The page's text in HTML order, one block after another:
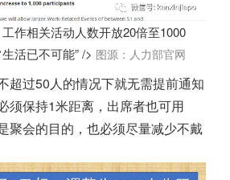
作相关活动人数开放20倍至1000
活已不可能” /> 图源：人力部官网
超过50人的情况下就无需提前通知
须保持1米距离，出席者也可用
聚会的目的，也必须尽量减少不戴